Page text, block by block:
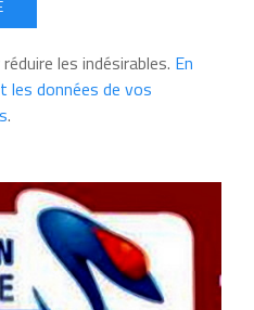
les indésirables. En
les données de vos
.